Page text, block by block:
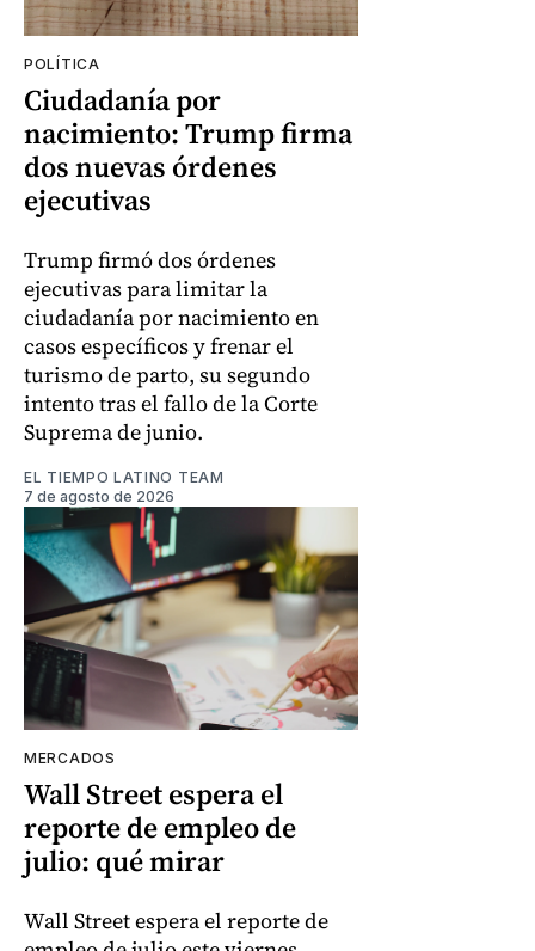
POLÍTICA
Ciudadanía por
nacimiento: Trump firma
dos nuevas órdenes
ejecutivas
Trump firmó dos órdenes
ejecutivas para limitar la
ciudadanía por nacimiento en
casos específicos y frenar el
turismo de parto, su segundo
intento tras el fallo de la Corte
Suprema de junio.
EL TIEMPO LATINO TEAM
7 de agosto de 2026
MERCADOS
Wall Street espera el
reporte de empleo de
julio: qué mirar
Wall Street espera el reporte de